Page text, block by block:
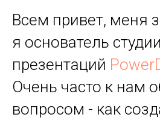
Всем привет, меня
я основатель
презентаций
Очень часто к нам
вопросом - как